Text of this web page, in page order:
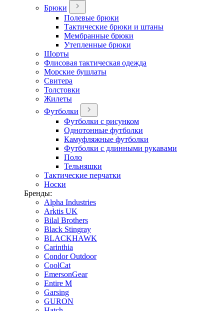
Брюки
Полевые брюки
Тактические брюки и штаны
Мембранные брюки
Утепленные брюки
Шорты
Флисовая тактическая одежда
Морские бушлаты
Свитера
Толстовки
Жилеты
Футболки
Футболки с рисунком
Однотонные футболки
Камуфляжные футболки
Футболки с длинными рукавами
Поло
Тельняшки
Тактические перчатки
Носки
Бренды:
Alpha Industries
Arktis UK
Bilal Brothers
Black Stingray
BLACKHAWK
Carinthia
Condor Outdoor
CoolCat
EmersonGear
Entire M
Garsing
GURON